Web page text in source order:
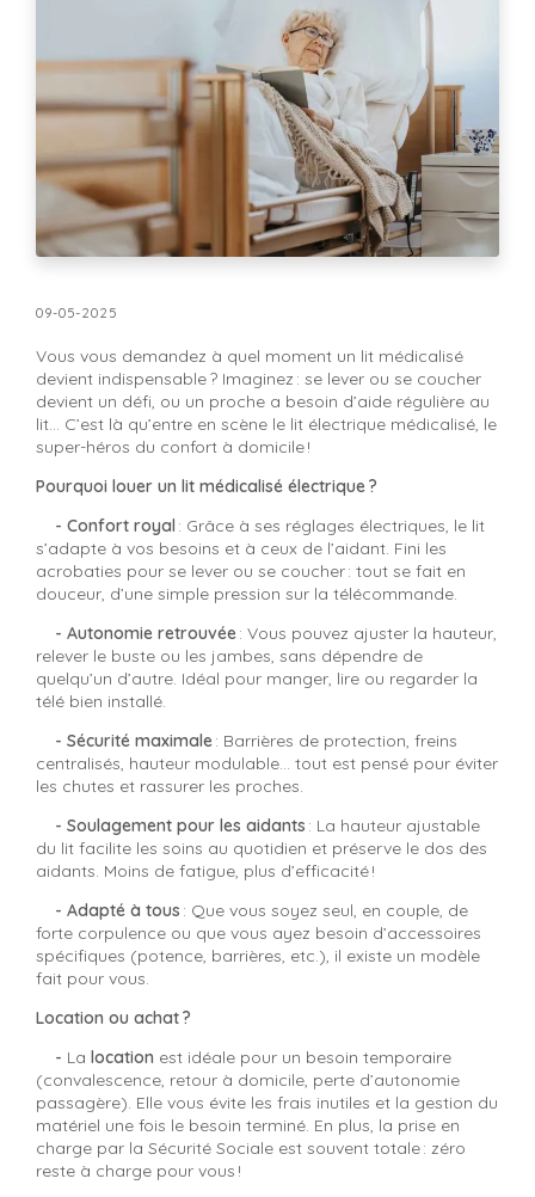
09-05-2025
Vous vous demandez à quel moment un lit médicalisé
devient indispensable ? Imaginez : se lever ou se coucher
devient un défi, ou un proche a besoin d’aide régulière au
lit… C’est là qu’entre en scène le lit électrique médicalisé, le
super-héros du confort à domicile !
Pourquoi louer un lit médicalisé électrique ?
- Confort royal : Grâce à ses réglages électriques, le lit
s’adapte à vos besoins et à ceux de l’aidant. Fini les
acrobaties pour se lever ou se coucher : tout se fait en
douceur, d’une simple pression sur la télécommande.
- Autonomie retrouvée: Vous pouvez ajuster la hauteur,
relever le buste ou les jambes, sans dépendre de
quelqu’un d’autre. Idéal pour manger, lire ou regarder la
télé bien installé.
- Sécurité maximale: Barrières de protection, freins
centralisés, hauteur modulable… tout est pensé pour éviter
les chutes et rassurer les proches.
- Soulagement pour les aidants : La hauteur ajustable
du lit facilite les soins au quotidien et préserve le dos des
aidants. Moins de fatigue, plus d’efficacité !
- Adapté à tous : Que vous soyez seul, en couple, de
forte corpulence ou que vous ayez besoin d’accessoires
spécifiques (potence, barrières, etc.), il existe un modèle
fait pour vous.
Location ou achat ?
- La location est idéale pour un besoin temporaire
(convalescence, retour à domicile, perte d’autonomie
passagère). Elle vous évite les frais inutiles et la gestion du
matériel une fois le besoin terminé. En plus, la prise en
charge par la Sécurité Sociale est souvent totale : zéro
reste à charge pour vous !